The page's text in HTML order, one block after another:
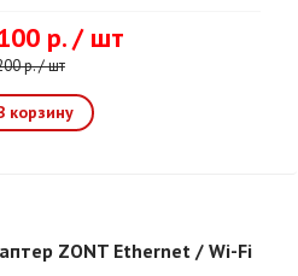
р. / шт
р. / шт
ZONT Ethernet / Wi-Fi